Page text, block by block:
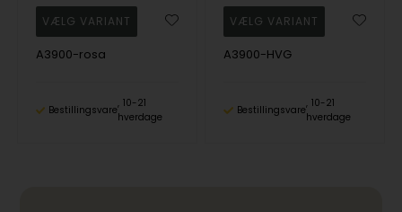
A3900-rosa
Bestillingsvare
10-21
hverdage
A3900-HVG
Bestillingsvare
10-21
hverdage